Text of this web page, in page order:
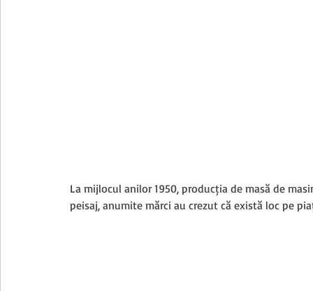
La mijlocul anilor 1950, producția de masă de
peisaj, anumite mărci au crezut că există loc pe